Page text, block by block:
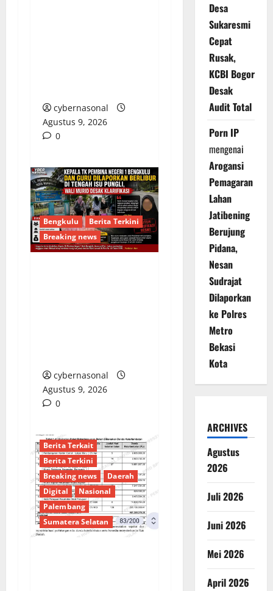
cybernasonal
Agustus 9, 2026
0
Bengkulu
Berita Terkini
Breaking news
cybernasonal
Agustus 9, 2026
0
Berita Terkait
Berita Terkini
Breaking news
Daerah
Digital
Nasional
Palembang
Sumatera Selatan
Desa
Sukaresmi
Cepat
Rusak,
KCBI Bogor
Desak
Audit Total
Porn IP
mengenai
Arogansi
Pemagaran
Lahan
Jatibening
Berujung
Pidana,
Nesan
Sudrajat
Dilaporkan
ke Polres
Metro
Bekasi
Kota
ARCHIVES
Agustus
2026
Juli 2026
Juni 2026
Mei 2026
April 2026